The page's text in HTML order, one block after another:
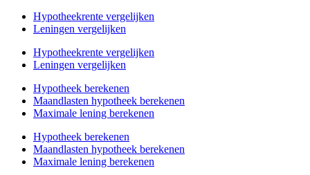
Hypotheekrente vergelijken
Leningen vergelijken
Hypotheekrente vergelijken
Leningen vergelijken
Hypotheek berekenen
Maandlasten hypotheek berekenen
Maximale lening berekenen
Hypotheek berekenen
Maandlasten hypotheek berekenen
Maximale lening berekenen